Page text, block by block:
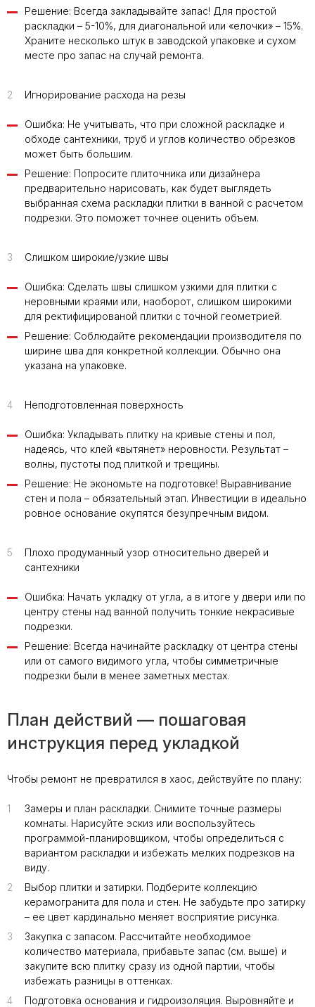
Решение: Всегда закладывайте запас! Для простой
раскладки – 5-10%, для диагональной или «елочки» – 15%.
Храните несколько штук в заводской упаковке и сухом
месте про запас на случай ремонта.
Игнорирование расхода на резы
2
Ошибка: Не учитывать, что при сложной раскладке и
обходе сантехники, труб и углов количество обрезков
может быть большим.
Решение: Попросите плиточника или дизайнера
предварительно нарисовать, как будет выглядеть
выбранная схема раскладки плитки в ванной с расчетом
подрезки. Это поможет точнее оценить объем.
Слишком широкие/узкие швы
3
Ошибка: Сделать швы слишком узкими для плитки с
неровными краями или, наоборот, слишком широкими
для ректифицированой плитки с точной геометрией.
Решение: Соблюдайте рекомендации производителя по
ширине шва для конкретной коллекции. Обычно она
указана на упаковке.
Неподготовленная поверхность
4
Ошибка: Укладывать плитку на кривые стены и пол,
надеясь, что клей «вытянет» неровности. Результат –
волны, пустоты под плиткой и трещины.
Решение: Не экономьте на подготовке! Выравнивание
стен и пола – обязательный этап. Инвестиции в идеально
ровное основание окупятся безупречным видом.
Плохо продуманный узор относительно дверей и
сантехники
5
Ошибка: Начать укладку от угла, а в итоге у двери или по
центру стены над ванной получить тонкие некрасивые
подрезки.
Решение: Всегда начинайте раскладку от центра стены
или от самого видимого угла, чтобы симметричные
подрезки были в менее заметных местах.
План действий — пошаговая
инструкция перед укладкой
Чтобы ремонт не превратился в хаос, действуйте по плану:
Замеры и план раскладки. Снимите точные размеры
комнаты. Нарисуйте эскиз или воспользуйтесь
программой-планировщиком, чтобы определиться с
вариантом раскладки и избежать мелких подрезков на
виду.
1
Выбор плитки и затирки. Подберите коллекцию
керамогранита для пола и стен. Не забудьте про затирку
– ее цвет кардинально меняет восприятие рисунка.
2
Закупка с запасом. Рассчитайте необходимое
количество материала, прибавьте запас (см. выше) и
закупите всю плитку сразу из одной партии, чтобы
избежать разницы в оттенках.
3
Подготовка основания и гидроизоляция. Выровняйте и
4